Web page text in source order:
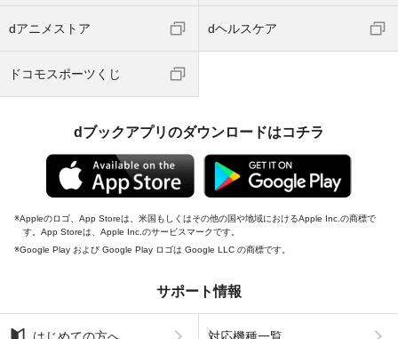
dアニメストア dヘルスケア
ドコモスポーツくじ
dブックアプリのダウンロードはコチラ
Appleのロゴ、App Storeは、米国もしくはその他の国や地域におけるApple Inc.の商標で
す。App Storeは、Apple Inc.のサービスマークです。
Google Play および Google Play ロゴは Google LLC の商標です。
サポート情報